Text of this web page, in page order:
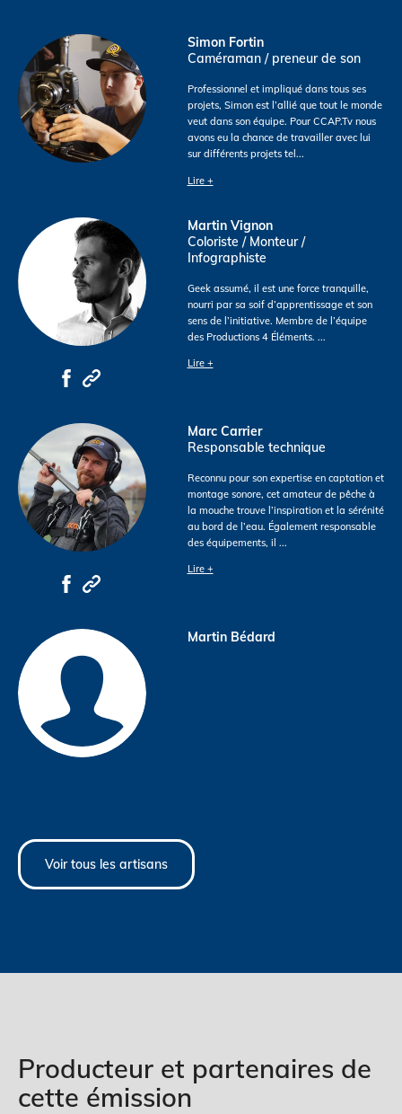
Voir tous les artisans
Simon Fortin
Caméraman / preneur de son
Professionnel et impliqué dans tous ses
projets, Simon est l’allié que tout le monde
veut dans son équipe. Pour CCAP.Tv nous
avons eu la chance de travailler avec lui
sur différents projets tel ...
Lire +
Martin Vignon
Coloriste / Monteur /
Infographiste
Geek assumé, il est une force tranquille,
nourri par sa soif d’apprentissage et son
sens de l’initiative. Membre de l’équipe
des Productions 4 Éléments. ...
Lire +
Marc Carrier
Responsable technique
Reconnu pour son expertise en captation et
montage sonore, cet amateur de pêche à
la mouche trouve l’inspiration et la sérénité
au bord de l’eau. Également responsable
des équipements, il ...
Lire +
Martin Bédard
Producteur et partenaires de
cette émission